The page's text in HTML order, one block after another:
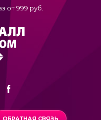
от 999 руб.
ОБРАТНАЯ СВЯЗЬ